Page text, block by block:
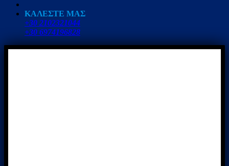
ΚΑΛΕΣΤΕ ΜΑΣ
+30 2102321044
+30 6974196828